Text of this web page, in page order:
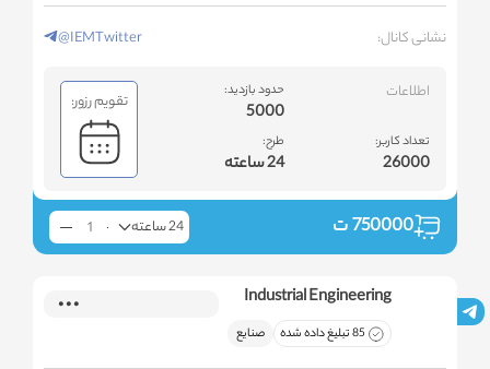
نشانی کانال: @IEMTwitter
اطلاعات
تعداد کاربر:
26000
حدود بازدید:
5000
طرح:
24 ساعته
تقویم رزور:
750000ت 24 ساعته
Industrial Engineering
85 تبلیغ داده شده صنایع